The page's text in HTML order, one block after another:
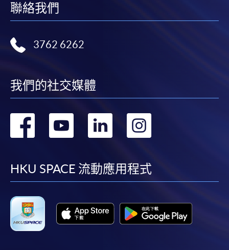
聯絡我們
3762 6262
我們的社交媒體
轉
facebook
轉
youtube
轉
linkedin
轉
HKU SPACE 流動應用程式